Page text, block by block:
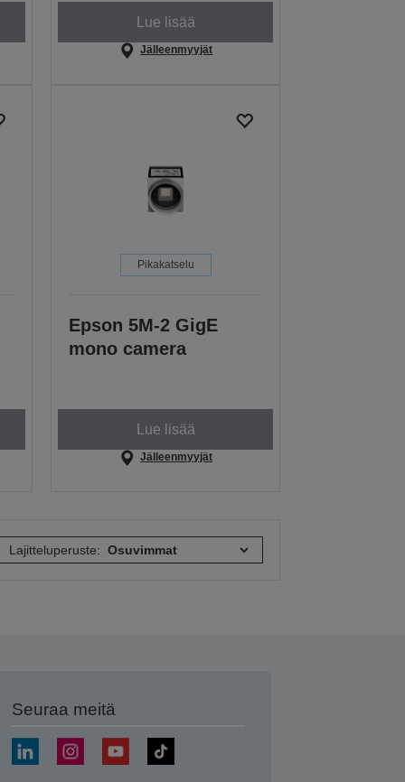
Lue lisää
Jälleenmyyjät
Pikakatselu
Epson 5M-2 GigE
mono camera
Lue lisää
Jälleenmyyjät
Lajitteluperuste:
Seuraa meitä